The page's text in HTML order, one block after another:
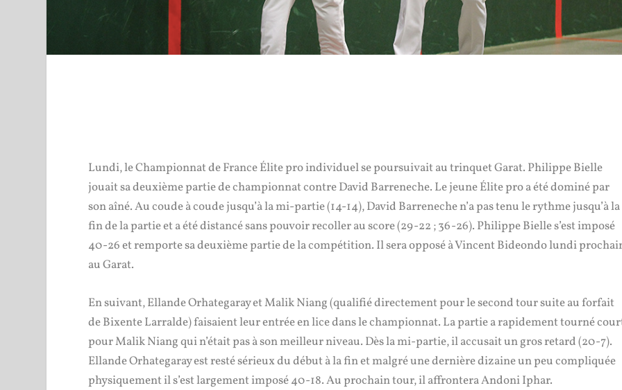
Lundi, le Championnat de France Élite pro individuel se poursuivait au trinquet Garat. Philippe Bielle
jouait sa deuxième partie de championnat contre David Barreneche. Le jeune Élite pro a été dominé par
son aîné. Au coude à coude jusqu’à la mi-partie (14-14), David Barreneche n’a pas tenu le rythme jusqu’à la
fin de la partie et a été distancé sans pouvoir recoller au score (29-22 ; 36-26). Philippe Bielle s’est imposé
40-26 et remporte sa deuxième partie de la compétition. Il sera opposé à Vincent Bideondo lundi
au Garat.
En suivant, Ellande Orhategaray et Malik Niang (qualifié directement pour le second tour suite au forfait
de Bixente Larralde) faisaient leur entrée en lice dans le championnat. La partie a rapidement tourné
pour Malik Niang qui n’était pas à son meilleur niveau. Dès la mi-partie, il accusait un gros retard (20-7).
Ellande Orhategaray est resté sérieux du début à la fin et malgré une dernière dizaine un peu compliquée
physiquement il s’est largement imposé 40-18. Au prochain tour, il affrontera Andoni Iphar.